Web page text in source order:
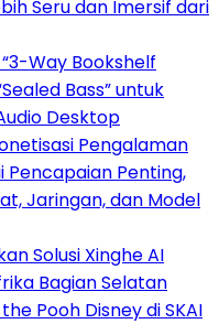
Seru dan Imersif dari
Way Bookshelf
Bass” untuk
Desktop
Pengalaman
Penting,
Jaringan, dan Model
Solusi Xinghe AI
Bagian Selatan
Pooh Disney di SKAI